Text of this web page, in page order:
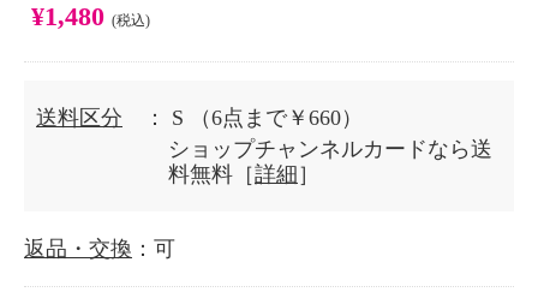
¥1,480 (税込)
送料区分 ： S
（6点まで￥660）
ショップチャンネルカードなら送
料無料［詳細 ］
返品・交換 ：可